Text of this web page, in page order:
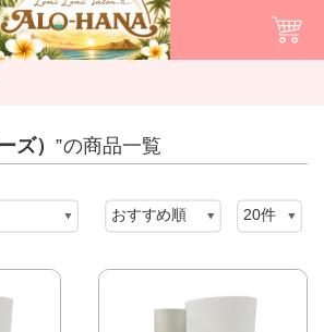
ズ）”の商品一覧